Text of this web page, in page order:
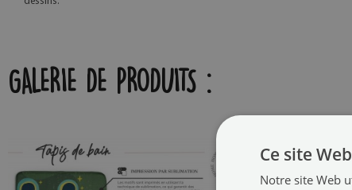
GALERIE DE PRODUITS :
Ce site
Notre site Web